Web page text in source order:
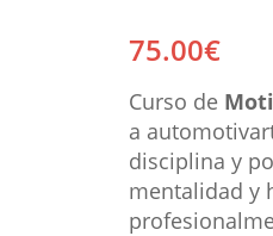
75.00€
Curso de
a
disciplina y
mentalidad y